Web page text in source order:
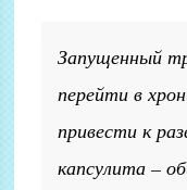
Запущенный
перейти в
привести к
капсулита –